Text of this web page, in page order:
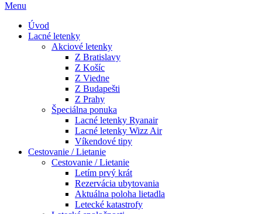
Menu
Úvod
Lacné letenky
Akciové letenky
Z Bratislavy
Z Košíc
Z Viedne
Z Budapešti
Z Prahy
Špeciálna ponuka
Lacné letenky Ryanair
Lacné letenky Wizz Air
Víkendové tipy
Cestovanie / Lietanie
Cestovanie / Lietanie
Letím prvý krát
Rezervácia ubytovania
Aktuálna poloha lietadla
Letecké katastrofy